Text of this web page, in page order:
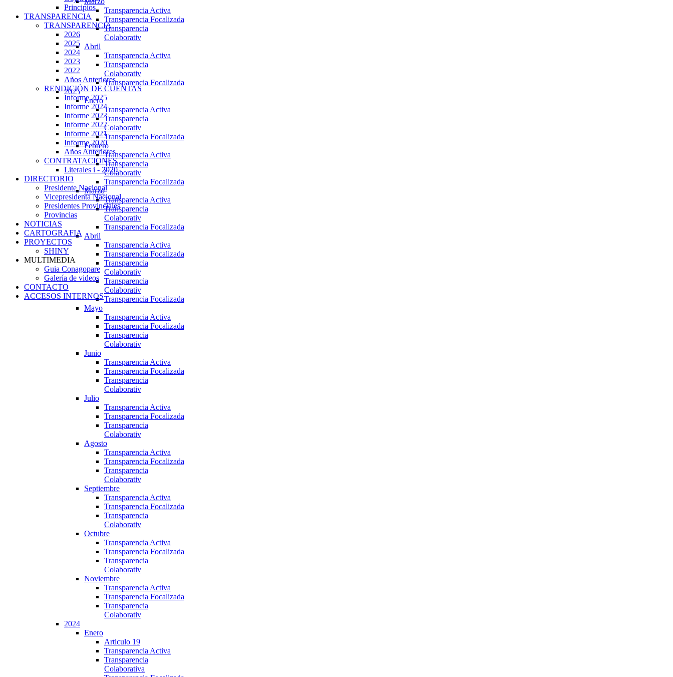
Transparencia Activa
Transparencia Focalizada
Transparencia
Colaborativ
Abril
Transparencia Activa
Transparencia
Colaborativ
Transparencia Focalizada
2025
Enero
Transparencia Activa
Transparencia
Colaborativ
Transparencia Focalizada
Febrero
Transparencia Activa
Transparencia
Colaborativ
Transparencia Focalizada
Marzo
Transparencia Activa
Transparencia
Colaborativ
Transparencia Focalizada
Abril
Transparencia Activa
Transparencia Focalizada
Transparencia
Colaborativ
Transparencia
Colaborativ
Transparencia Focalizada
Mayo
Transparencia Activa
Transparencia Focalizada
Transparencia
Colaborativ
Junio
Transparencia Activa
Transparencia Focalizada
Transparencia
Colaborativ
Julio
Transparencia Activa
Transparencia Focalizada
Transparencia
Colaborativ
Agosto
Transparencia Activa
Transparencia Focalizada
Transparencia
Colaborativ
Septiembre
Transparencia Activa
Transparencia Focalizada
Transparencia
Colaborativ
Octubre
Transparencia Activa
Transparencia Focalizada
Transparencia
Colaborativ
Noviembre
Transparencia Activa
Transparencia Focalizada
Transparencia
Colaborativ
2024
Enero
Articulo 19
Transparencia Activa
Transparencia
Colaborativa
Principios
TRANSPARENCIA
TRANSPARENCIA
2026
2025
2024
2023
2022
Años Anteriores
RENDICIÓN DE CUENTAS
Informe 2025
Informe 2024
Informe 2023
Informe 2022
Informe 2021
Informe 2020
Años Anteriores
CONTRATACIONES
Literales i - 2020
DIRECTORIO
Presidente Nacional
Vicepresidenta Nacional
Presidentes Provinciales
Provincias
NOTICIAS
CARTOGRAFIA
PROYECTOS
SHINY
MULTIMEDIA
Guia Conagopare
Galería de videos
CONTACTO
ACCESOS INTERNOS